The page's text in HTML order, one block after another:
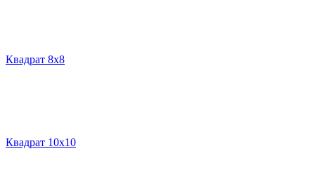
Квадрат 8х8
Квадрат 10х10